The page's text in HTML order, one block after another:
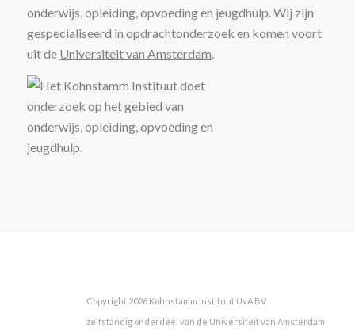
onderwijs, opleiding, opvoeding en jeugdhulp. Wij zijn
gespecialiseerd in opdrachtonderzoek en komen voort
uit de Universiteit van Amsterdam.
Copyright 2026 Kohnstamm Instituut UvA BV
zelfstandig onderdeel van de Universiteit van Amsterdam